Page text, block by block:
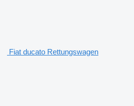
Fiat ducato Rettungswagen